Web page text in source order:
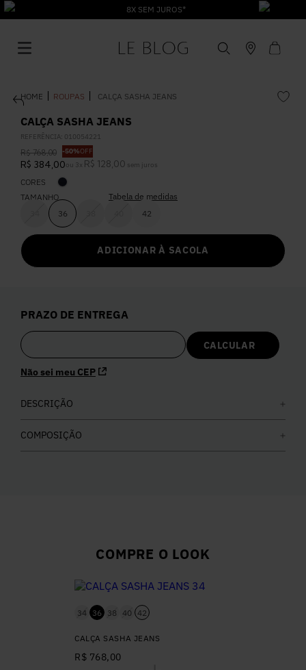
8X SEM JUROS*
ROUPAS CALÇA SASHA JEANS
CALÇA SASHA JEANS
REFERÊNCIA: 010054221
R$ 768,00 -50%OFF
R$ 384,00 ou 3 x R$ 128 00 sem juros
CORES
TAMANHO
36 42
Tabela de medidas
ADICIONAR À SACOLA
PRAZO DE ENTREGA
Não sei meu CEP
DESCRIÇÃO
COMPOSIÇÃO
COMPRE O LOOK
34 36 38 40 42
CALÇA SASHA JEANS
R$ 768,00
1º Vestido
2º Roupas
5º Calça
6º Vestidos
7º Calça Jeans
Colete